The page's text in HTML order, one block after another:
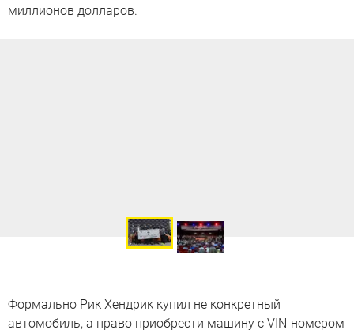
миллионов долларов.
Формально Рик Хендрик купил не конкретный
автомобиль, а право приобрести машину с VIN-номером